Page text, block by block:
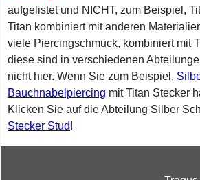
aufgelistet und NICHT, zum Beispiel,
Titan kombiniert mit anderen
viele Piercingschmuck, kombiniert mit
diese sind in verschiedenen
nicht hier. Wenn Sie zum Beispiel,
Bauchnabelpiercing mit Titan Stecker
Klicken Sie auf die Abteilung Silber
Stecker Stud!